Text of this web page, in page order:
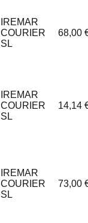
IREMAR
COURIER
SL
68,00
IREMAR
COURIER
SL
14,14
IREMAR
COURIER
SL
73,00